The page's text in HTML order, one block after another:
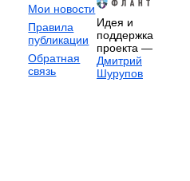
Мои новости
Правила
публикации
Обратная
связь
Идея и
поддержка
проекта —
Дмитрий
Шурупов